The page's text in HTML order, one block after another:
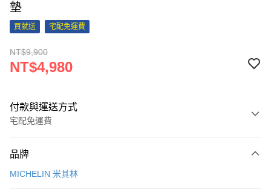
墊
買就送 宅配免運費
NT$9,900
NT$4,980
付款與運送方式
宅配免運費
信用卡一次付款
品牌
MICHELIN 米其林